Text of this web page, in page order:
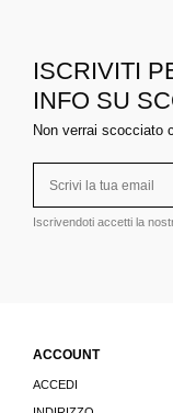
ISCRIVITI
INFO SU
Non verrai scocciato
Iscrivendoti accetti la
ACCOUNT
ACCEDI